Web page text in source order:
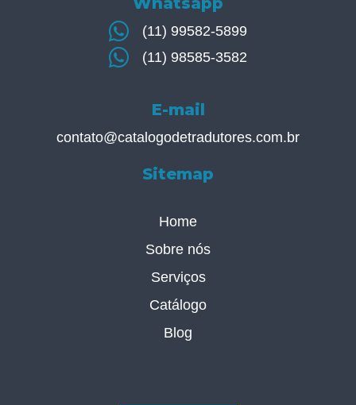
(11) 99582-5899
(11) 98585-3582
E-mail
contato@catalogodetradutores.com.br
Sitemap
Home
Sobre nós
Serviços
Catálogo
Blog